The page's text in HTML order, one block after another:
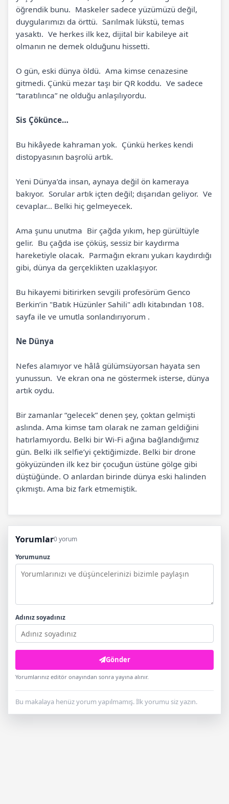
öğrendik bunu. Maskeler sadece yüzümüzü değil,
duygularımızı da örttü. Sarılmak lükstü, temas
yasaktı. Ve herkes ilk kez, dijital bir kabileye ait
olmanın ne demek olduğunu hissetti.
O gün, eski dünya öldü. Ama kimse cenazesine
gitmedi. Çünkü mezar taşı bir QR koddu. Ve sadece
“taratılınca” ne olduğu anlaşılıyordu.
Sis Çökünce…
Bu hikâyede kahraman yok. Çünkü herkes kendi
distopyasının başrolü artık.
Yeni Dünya’da insan, aynaya değil ön kameraya
bakıyor. Sorular artık içten değil; dışarıdan geliyor. Ve
cevaplar… Belki hiç gelmeyecek.
Ama şunu unutma Bir çağda yıkım, hep gürültüyle
gelir. Bu çağda ise çöküş, sessiz bir kaydırma
hareketiyle olacak. Parmağın ekranı yukarı kaydırdığı
gibi, dünya da gerçeklikten uzaklaşıyor.
Bu hikayemi bitirirken sevgili profesörüm Genco
Berkin’in "Batık Hüzünler Sahili" adlı kitabından 108.
sayfa ile ve umutla sonlandırıyorum .
Ne Dünya
Nefes alamıyor ve hâlâ gülümsüyorsan hayata sen
yunussun. Ve ekran ona ne göstermek isterse, dünya
artık oydu.
Bir zamanlar “gelecek” denen şey, çoktan gelmişti
aslında. Ama kimse tam olarak ne zaman geldiğini
hatırlamıyordu. Belki bir Wi-Fi ağına bağlandığımız
gün. Belki ilk selfie’yi çektiğimizde. Belki bir drone
gökyüzünden ilk kez bir çocuğun üstüne gölge gibi
düştüğünde. O anlardan birinde dünya eski halinden
çıkmıştı. Ama biz fark etmemiştik.
Yorumlar0 yorum
Yorumunuz
Adınız soyadınız
Gönder
Yorumlarınız editör onayından sonra yayına alınır.
Bu makalaya henüz yorum yapılmamış. İlk yorumu siz yazın.